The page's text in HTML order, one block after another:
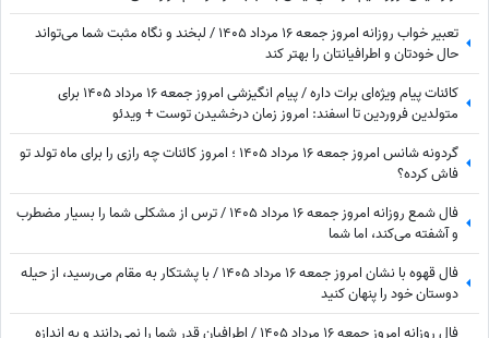
تعبیر خواب روزانه امروز جمعه 16 مرداد 1405 / لبخند و نگاه مثبت شما می‌تواند
حال خودتان و اطرافیانتان را بهتر کند
کائنات پیام ویژه‌ای برات داره / پیام انگیزشی امروز جمعه 16 مرداد 1405 برای
متولدین فروردین تا اسفند: امروز زمان درخشیدن توست + ویدئو
گردونه شانس امروز جمعه 16 مرداد 1405 ؛ امروز کائنات چه رازی را برای ماه تولد تو
فاش کرده؟
فال شمع روزانه امروز جمعه 16 مرداد 1405 / ترس از مشکلی شما را بسیار مضطرب
و آشفته می‌کند، اما شما
فال قهوه با نشان امروز جمعه 16 مرداد 1405 / با پشتکار به مقام می‌رسید، از حیله
دوستان خود را پنهان کنید
فال روزانه امروز جمعه 16 مرداد 1405 / اطرافیان قدر شما را نمی‌دانند و به اندازه